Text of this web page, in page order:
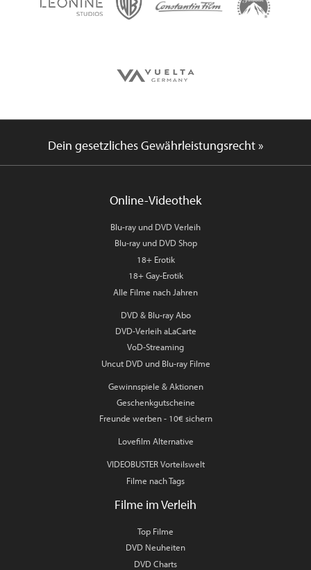
Dein gesetzliches Gewährleistungsrecht »
Online-Videothek
Blu-ray und DVD Verleih
Blu-ray und DVD Shop
18+ Erotik
18+ Gay-Erotik
Alle Filme nach Jahren
DVD & Blu-ray Abo
DVD-Verleih aLaCarte
VoD-Streaming
Uncut DVD und Blu-ray Filme
Gewinnspiele & Aktionen
Geschenkgutscheine
Freunde werben - 10€ sichern
Lovefilm Alternative
VIDEOBUSTER Vorteilswelt
Filme nach Tags
Filme im Verleih
Top Filme
DVD Neuheiten
DVD Charts